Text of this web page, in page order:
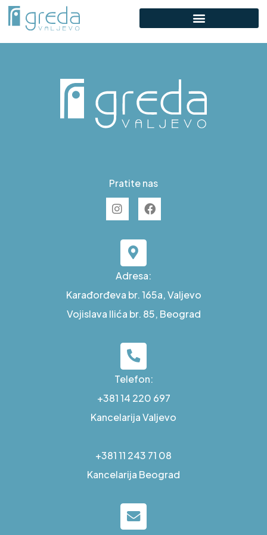
F S22
Pratite nas
Adresa:
Karađorđeva br. 165a, Valjevo
Vojislava Ilića br. 85, Beograd
Telefon:
+381 14 220 697
Kancelarija Valjevo
+381 11 243 71 08
Kancelarija Beograd